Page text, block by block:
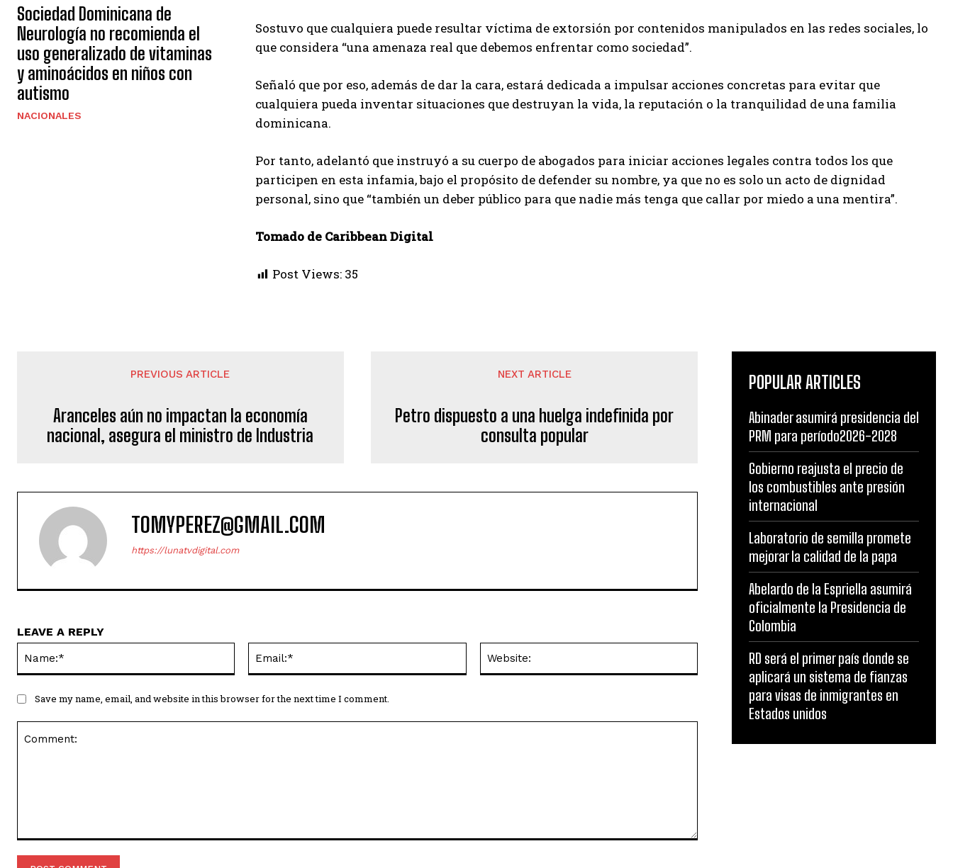
Sociedad Dominicana de
Neurología no recomienda el
uso generalizado de vitaminas
y aminoácidos en niños con
autismo
NACIONALES
Sostuvo que cualquiera puede resultar víctima de extorsión por contenidos manipulados en las redes sociales, lo
que considera “una amenaza real que debemos enfrentar como sociedad”.
Señaló que por eso, además de dar la cara, estará dedicada a impulsar acciones concretas para evitar que
cualquiera pueda inventar situaciones que destruyan la vida, la reputación o la tranquilidad de una familia
dominicana.
Por tanto, adelantó que instruyó a su cuerpo de abogados para iniciar acciones legales contra todos los que
participen en esta infamia, bajo el propósito de defender su nombre, ya que no es solo un acto de dignidad
personal, sino que “también un deber público para que nadie más tenga que callar por miedo a una mentira”.
Tomado de Caribbean Digital
Post Views: 35
PREVIOUS ARTICLE
Aranceles aún no impactan la economía
nacional, asegura el ministro de Industria
NEXT ARTICLE
Petro dispuesto a una huelga indefinida por
consulta popular
TOMYPEREZ@GMAIL.COM
https://lunatvdigital.com
LEAVE A REPLY
Save my name, email, and website in this browser for the next time I comment.
POPULAR ARTICLES
Abinader asumirá presidencia del
PRM para período2026-2028
Gobierno reajusta el precio de
los combustibles ante presión
internacional
Laboratorio de semilla promete
mejorar la calidad de la papa
Abelardo de la Espriella asumirá
oficialmente la Presidencia de
Colombia
RD será el primer país donde se
aplicará un sistema de fianzas
para visas de inmigrantes en
Estados unidos